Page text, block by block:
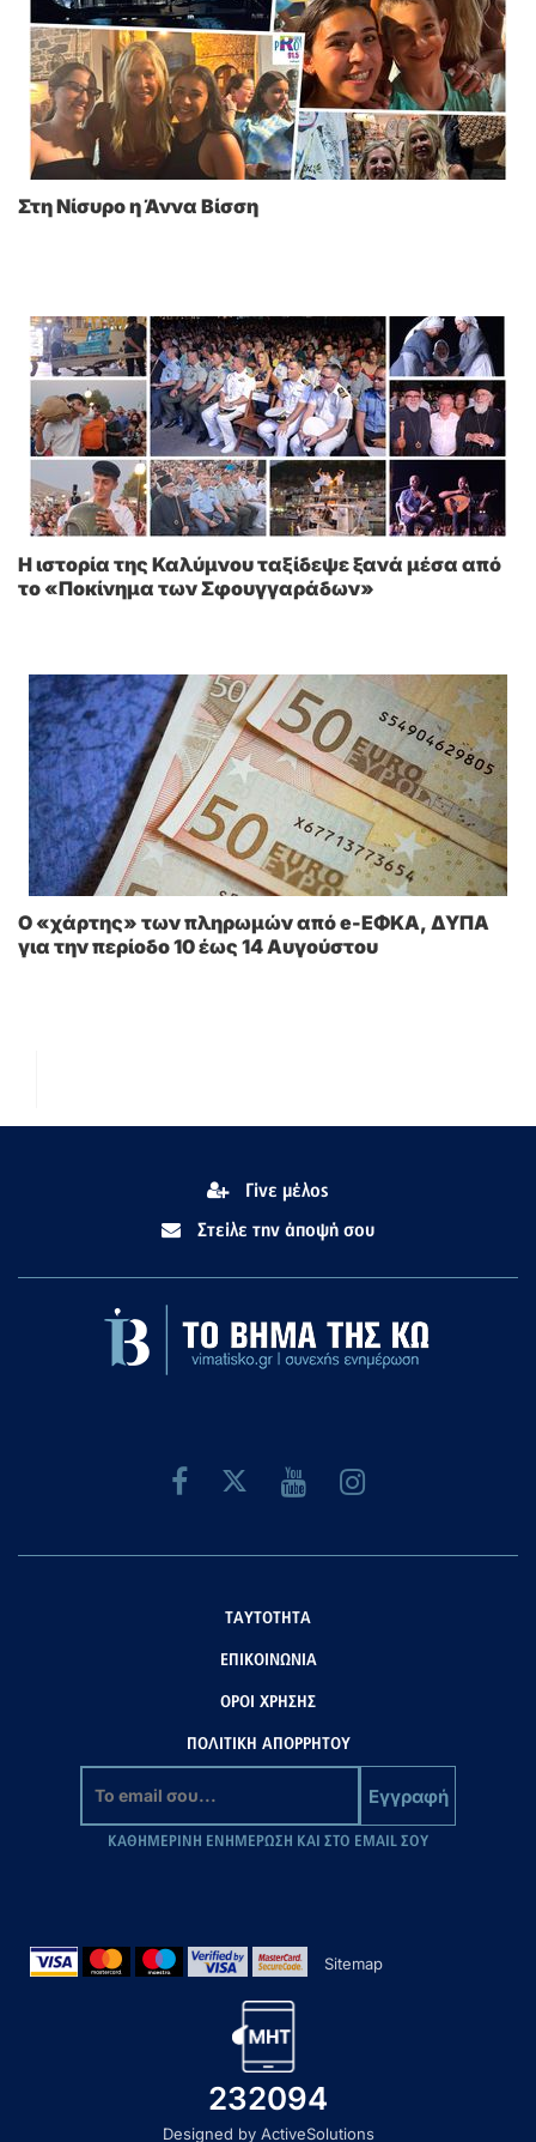
Στη Νίσυρο η Άννα Βίσση
Η ιστορία της Καλύμνου ταξίδεψε ξανά μέσα από
το «Ποκίνημα των Σφουγγαράδων»
Ο «χάρτης» των πληρωμών από e-ΕΦΚΑ, ΔΥΠΑ
για την περίοδο 10 έως 14 Αυγούστου
Γίνε μέλος
Στείλε την άποψή σου
ΤΑΥΤΟΤΗΤΑ
ΕΠΙΚΟΙΝΩΝΙΑ
ΟΡΟΙ ΧΡΗΣΗΣ
ΠΟΛΙΤΙΚΗ ΑΠΟΡΡΗΤΟΥ
Εγγραφή
ΚΑΘΗΜΕΡΙΝΗ ΕΝΗΜΕΡΩΣΗ ΚΑΙ ΣΤΟ EMAIL ΣΟΥ
Sitemap
232094
Designed by ActiveSolutions